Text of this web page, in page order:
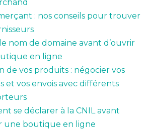
: nos conseils pour trouver
nom de domaine avant d’ouvrir
en ligne
de vos produits : négocier vos
et vos envois avec différents
se déclarer à la CNIL avant
une boutique en ligne